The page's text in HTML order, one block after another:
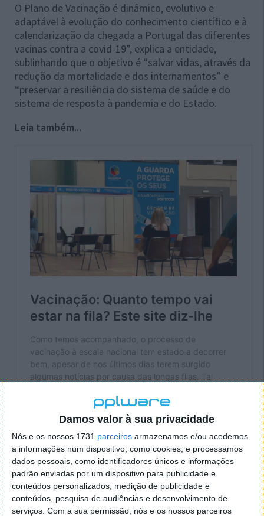
Damos valor à sua privacidade
Nós e os nossos 1731 parceiros armazenamos e/ou acedemos
a informações num dispositivo, como cookies, e processamos
dados pessoais, como identificadores únicos e informações
padrão enviadas por um dispositivo para publicidade e
conteúdos personalizados, medição de publicidade e
conteúdos, pesquisa de audiências e desenvolvimento de
serviços. Com a sua permissão, nós e os nossos parceiros
O Plano de Vacinação é dinâmico, evolutivo e
adaptável à evolução do conhecimento científico e à
calendarização da chegada a Portugal das diferentes
vacinas contra a covid-19”, explica a entidade,
sublinhando que o objetivo é “salvar vidas, através da
redução da mortalidade e dos internamentos” e
“preservar a resiliência do sistema de saúde e do
sistema de resposta à pandemia e do Estado.
Leia também...
Este artigo tem mais de um ano